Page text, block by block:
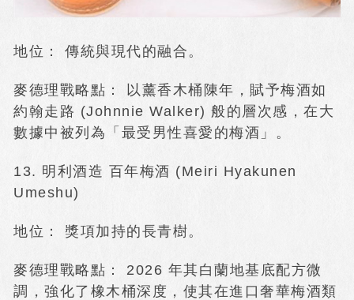
地位： 傳統與現代的融合。
麥德理戰略點： 以薰香木桶陳年，賦予梅酒如
約翰走路 (Johnnie Walker) 般的層次感，在大
數據中被列為「最受男性喜愛的梅酒」。
13. 明利酒造 百年梅酒 (Meiri Hyakunen
Umeshu)
地位： 獎項加持的長青樹。
麥德理戰略點： 2026 年其白蘭地基底配方微
調，強化了橡木桶深度，使其在進口奢華梅酒類